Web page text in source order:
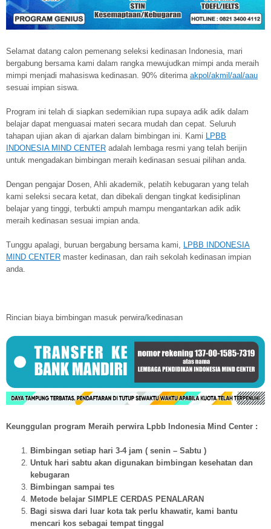
Selamat datang calon pemenang seleksi kedinasan Indonesia, mari
bergabung bersama kami dalam rangka mewujudkan mimpi anda meraih
mimpi menjadi mahasiswa kedinasan. 90% diterima akpol/akmil/aal/aau
sesuai impian siswa.
Program ini telah di siapkan sedemikian rupa supaya adik adik dalam
belajar dapat menguasai materi secara mudah dan cepat. Seluruh
tahapan ujian akan di ajarkan dalam bimbingan ini. Kami LPBB
INDONESIA MIND CENTER adalah lembaga resmi yang telah berijin
untuk mengadakan bimbingan meraih kedinasan sesuai pilihan anda.
Dengan pengajar Dosen, Ahli akademik, pelatih kebugaran yang telah
kami seleksi secara ketat, dan dibekali dengan tingkat kedisiplinan
belajar yang tinggi, terbukti ampuh mampu mengantarkan adik adik
meraih kedinasan sesuai impian anda.
Tunggu apalagi, buruan bergabung bersama kami, LPBB INDONESIA
MIND CENTER master kedinasan, dan raih sekolah kedinasan impian
anda.
Rincian biaya bimbingan masuk perwira/kedinasan
Keunggulan program Meraih perwira Lpbb Indonesia Mind Center :
Bimbingan setiap hari 3-4 jam ( senin – Sabtu )
Untuk hari sabtu akan digunakan bimbingan kesehatan dan
kebugaran
Bimbingan sampai tes
Metode belajar SIMPLE CERDAS PENALARAN
Bagi siswa dari luar kota tak perlu khawatir, kami bantu
mencari kos sebagai tempat tinggal